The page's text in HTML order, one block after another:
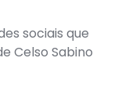
sociais que
Celso Sabino